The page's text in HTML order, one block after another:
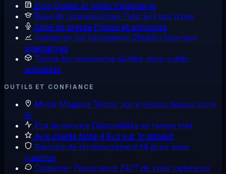
Blog Guides et notes d'ingénierie
Base de connaissances Tutoriels pas à pas
Salle de presse Presse et annonces
Comparer les hébergeurs Cloudzy face aux
alternatives
Toutes les ressources Guides, docs, outils,
actualités
OUTILS ET CONFIANCE
Miroir Magique Testez notre réseau depuis votre
IP
État du service Disponibilité en temps réel
Avis clients Noté 4,6/5 sur Trustpilot
Garantie de remboursement14 jours, sans
question
Contacter l'assistance 24/7, de vrais ingénieurs